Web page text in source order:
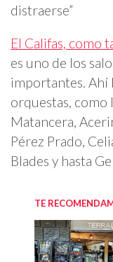
distraerse”
El Califas, como
es uno de los
importantes. Ahí
orquestas, como
Matancera,
Pérez Prado,
Blades y hasta
TE